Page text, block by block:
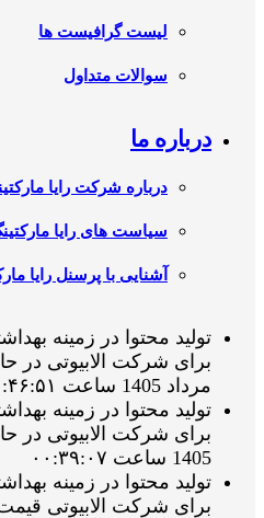
لیست گرافیست ها
سوالات متداول
درباره ما
درباره شرکت رایا
سیاست های رایا
آشنایی با پرسنل رایا
تولید محتوا در زمینه
مرداد 1405 ساعت ۰۰:۴۶:۵۱
تولید محتوا در زمینه
1405 ساعت ۰۰:۳۹:۰۷
تولید محتوا در زمینه